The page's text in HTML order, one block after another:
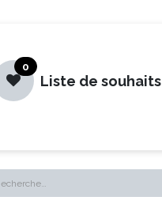
0
Liste de souhaits